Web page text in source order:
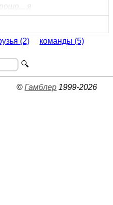
я
(2) команды (5)
🔍
©Гамблер 1999-2026